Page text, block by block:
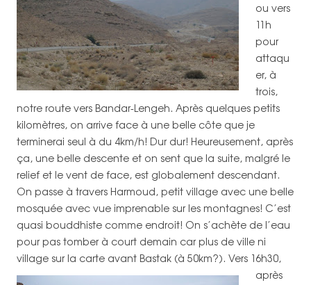
ou vers
11h
pour
attaqu
er, à
trois,
notre route vers Bandar-Lengeh. Après quelques petits
kilomètres, on arrive face à une belle côte que je
terminerai seul à du 4km/h! Dur dur! Heureusement, après
ça, une belle descente et on sent que la suite, malgré le
relief et le vent de face, est globalement descendant.
On passe à travers Harmoud, petit village avec une belle
mosquée avec vue imprenable sur les montagnes! C’est
quasi bouddhiste comme endroit! On s’achète de l’eau
pour pas tomber à court demain car plus de ville ni
village sur la carte avant Bastak (à 50km?). Vers 16h30,
après